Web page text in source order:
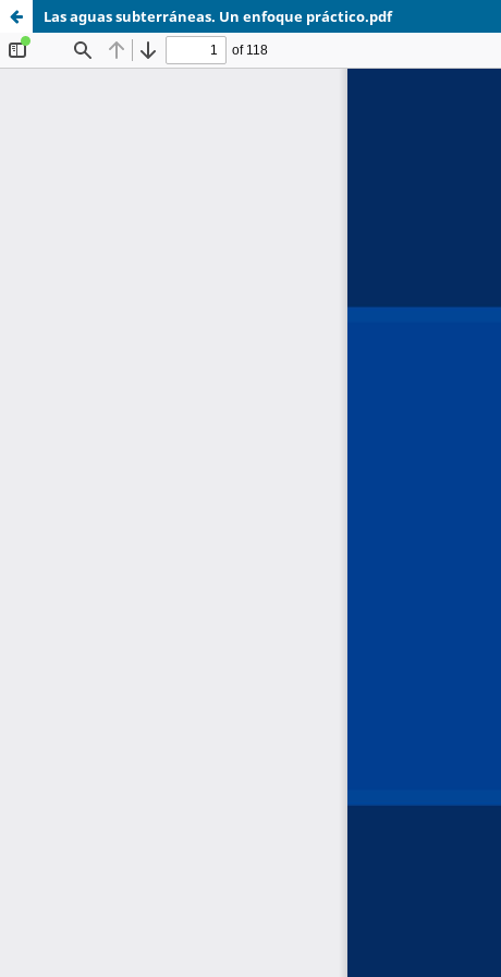
Las aguas subterráneas. Un enfoque práctico.pdf